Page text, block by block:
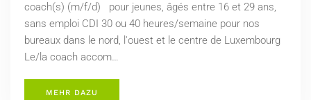
coach(s) (m/f/d) pour jeunes, âgés entre 16 et 29 ans,
sans emploi CDI 30 ou 40 heures/semaine pour nos
bureaux dans le nord, l'ouest et le centre de Luxembourg
Le/la coach accom…
MEHR DAZU